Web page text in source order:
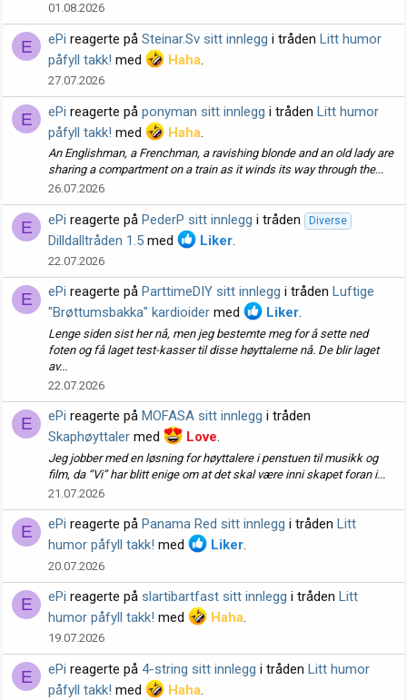
01.08.2026
E ePi reagerte på Steinar.Sv sitt innlegg i tråden Litt humor
påfyll takk! med Haha.
27.07.2026
E ePi reagerte på ponyman sitt innlegg i tråden Litt humor
påfyll takk! med Haha.
An Englishman, a Frenchman, a ravishing blonde and an old lady are
sharing a compartment on a train as it winds its way through the...
26.07.2026
E ePi reagerte på PederP sitt innlegg i tråden Diverse
Dilldalltråden 1.5 med Liker.
22.07.2026
E ePi reagerte på ParttimeDIY sitt innlegg i tråden Luftige
"Brøttumsbakka" kardioider med Liker.
Lenge siden sist her nå, men jeg bestemte meg for å sette ned
foten og få laget test-kasser til disse høyttalerne nå. De blir laget
av...
22.07.2026
E ePi reagerte på MOFASA sitt innlegg i tråden
Skaphøyttaler med Love.
Jeg jobber med en løsning for høyttalere i penstuen til musikk og
film, da “Vi” har blitt enige om at det skal være inni skapet foran i...
21.07.2026
E ePi reagerte på Panama Red sitt innlegg i tråden Litt
humor påfyll takk! med Liker.
20.07.2026
E ePi reagerte på slartibartfast sitt innlegg i tråden Litt
humor påfyll takk! med Haha.
19.07.2026
E ePi reagerte på 4-string sitt innlegg i tråden Litt humor
påfyll takk! med Haha.